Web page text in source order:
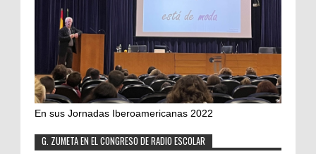
En sus Jornadas Iberoamericanas 2022
G. ZUMETA EN EL CONGRESO DE RADIO ESCOLAR